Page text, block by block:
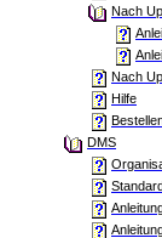
Nach
Nach
Hilfe
DMS